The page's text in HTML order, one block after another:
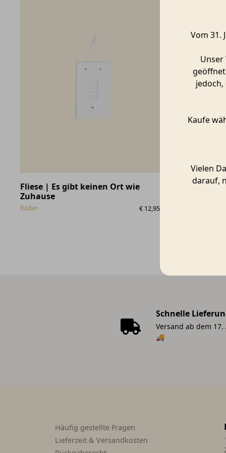
Vom 31.
Kaufe
Vielen
darauf,
Fliese | Es gibt keinen Ort wie
Zuhause
Räder € 12,95
Schnelle
Versand ab dem
🚚
Häufig gestellte Fragen
Lieferzeit & Versandkosten